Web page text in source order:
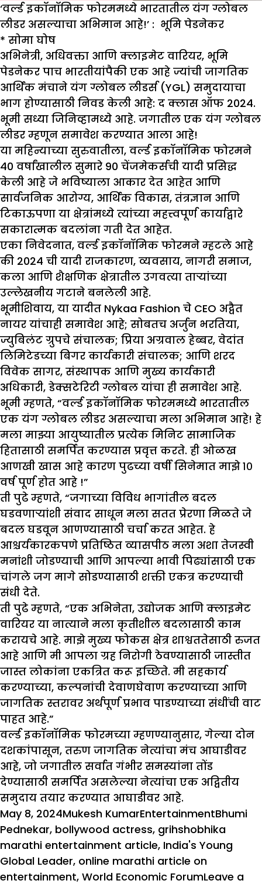
‘वर्ल्ड इकॉनॉमिक फोरममध्ये भारतातील यंग ग्लोबल
लीडर असल्याचा अभिमान आहे!’ : भूमि पेडनेकर
* सोमा घोष
अभिनेत्री, अधिवक्ता आणि क्लाइमेट वारियर, भूमि
पेडनेकर पाच भारतीयांपैकी एक आहे ज्यांची जागतिक
आर्थिक मंचाने यंग ग्लोबल लीडर्स (YGL) समुदायाचा
भाग होण्यासाठी निवड केली आहे: द क्लास ऑफ 2024.
भूमी सध्या जिनिव्हामध्ये आहे. जगातील एक यंग ग्लोबल
लीडर म्हणून समावेश करण्यात आला आहे!
या महिन्याच्या सुरुवातीला, वर्ल्ड इकॉनॉमिक फोरमने
40 वर्षांखालील सुमारे 90 चेंजमेकर्सची यादी प्रसिद्ध
केली आहे जे भविष्याला आकार देत आहेत आणि
सार्वजनिक आरोग्य, आर्थिक विकास, तंत्रज्ञान आणि
टिकाऊपणा या क्षेत्रांमध्ये त्यांच्या महत्त्वपूर्ण कार्याद्वारे
सकारात्मक बदलांना गती देत आहेत.
एका निवेदनात, वर्ल्ड इकॉनॉमिक फोरमने म्हटले आहे
की 2024 ची यादी राजकारण, व्यवसाय, नागरी समाज,
कला आणि शैक्षणिक क्षेत्रातील उगवत्या ताऱ्यांच्या
उल्लेखनीय गटाने बनलेली आहे.
भूमीशिवाय, या यादीत Nykaa Fashion चे CEO अद्वैत
नायर यांचाही समावेश आहे; सोबतच अर्जुन भरतिया,
ज्युबिलंट ग्रुपचे संचालक; प्रिया अग्रवाल हेब्बर, वेदांत
लिमिटेडच्या बिगर कार्यकारी संचालक; आणि शरद
विवेक सागर, संस्थापक आणि मुख्य कार्यकारी
अधिकारी, डेक्सटेरिटी ग्लोबल यांचा ही समावेश आहे.
भूमी म्हणते, “वर्ल्ड इकॉनॉमिक फोरममध्ये भारतातील
एक यंग ग्लोबल लीडर असल्याचा मला अभिमान आहे! हे
मला माझ्या आयुष्यातील प्रत्येक मिनिट सामाजिक
हितासाठी समर्पित करण्यास प्रवृत्त करते. ही ओळख
आणखी खास आहे कारण पुढच्या वर्षी सिनेमात माझे १०
वर्ष पूर्ण होत आहे !”
ती पुढे म्हणते, “जगाच्या विविध भागांतील बदल
घडवणाऱ्यांशी संवाद साधून मला सतत प्रेरणा मिळते जे
बदल घडवून आणण्यासाठी चर्चा करत आहेत. हे
आश्चर्यकारकपणे प्रतिष्ठित व्यासपीठ मला अशा तेजस्वी
मनांशी जोडण्याची आणि आपल्या भावी पिढ्यांसाठी एक
चांगले जग मागे सोडण्यासाठी शक्ती एकत्र करण्याची
संधी देते.
ती पुढे म्हणते, “एक अभिनेता, उद्योजक आणि क्लाइमेट
वारियर या नात्याने मला कृतीशील बदलासाठी काम
करायचे आहे. माझे मुख्य फोकस क्षेत्र शाश्वततेसाठी रुजत
आहे आणि मी आपला ग्रह निरोगी ठेवण्यासाठी जास्तीत
जास्त लोकांना एकत्रित करू इच्छिते. मी सहकार्य
करण्याच्या, कल्पनांची देवाणघेवाण करण्याच्या आणि
जागतिक स्तरावर अर्थपूर्ण प्रभाव पाडण्याच्या संधींची वाट
पाहत आहे.”
वर्ल्ड इकॉनॉमिक फोरमच्या म्हणण्यानुसार, गेल्या दोन
दशकांपासून, तरुण जागतिक नेत्यांचा मंच आघाडीवर
आहे, जो जगातील सर्वात गंभीर समस्यांना तोंड
देण्यासाठी समर्पित असलेल्या नेत्यांचा एक अद्वितीय
समुदाय तयार करण्यात आघाडीवर आहे.
Posted
on
May 8, 2024Author
Mukesh KumarCategories
EntertainmentTags
Bhumi
Pednekar, bollywood actress, grihshobhika
marathi entertainment article, India's Young
Global Leader, online marathi article on
entertainment, World Economic ForumLeave a